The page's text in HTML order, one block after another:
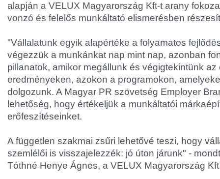
alapján a VELUX Magyarország Kft-t arany
vonzó és felelős munkáltató elismerésben
"Vállalatunk egyik alapértéke a folyamatos
végezzük a munkánkat nap mint nap, azonban
pillanatok, amikor megállunk és végigtekintünk az
eredményeken, azokon a programokon,
dolgozunk. A Magyar PR szövetség Employer
lehetőség, hogy értékeljük a munkáltatói
erőfeszítéseinket.
A független szakmai zsűri lehetővé teszi, hogy
szemlélői is visszajelezzék: jó úton járunk" -
Tóthné Henye Ágnes, a VELUX Magyarország